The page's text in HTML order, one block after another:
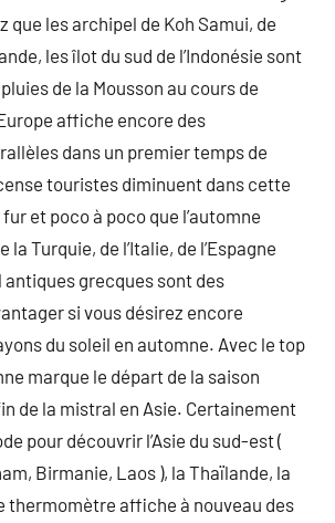
que les archipel de Koh Samui, de
les îlot du sud de l’Indonésie sont
de la Mousson au cours de
affiche encore des
dans un premier temps de
touristes diminuent dans cette
et poco à poco que l’automne
la Turquie, de l’Italie, de l’Espagne
antiques grecques sont des
si vous désirez encore
du soleil en automne. Avec le top
marque le départ de la saison
de la mistral en Asie. Certainement
pour découvrir l’Asie du sud-est (
Birmanie, Laos ), la Thaïlande, la
thermomètre affiche à nouveau des